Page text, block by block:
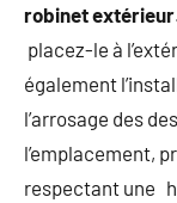
robinet extérieur
placez-le à
également
l’arrosage des
l’emplacement,
respectant une